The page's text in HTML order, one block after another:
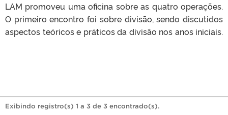
LAM promoveu uma oficina sobre as quatro operações.
O primeiro encontro foi sobre divisão, sendo discutidos
aspectos teóricos e práticos da divisão nos anos iniciais.
Exibindo registro(s) 1 a 3 de 3 encontrado(s).